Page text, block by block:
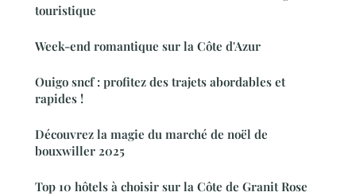
touristique
Week-end romantique sur la Côte d'Azur
Ouigo sncf : profitez des trajets abordables et
rapides !
Découvrez la magie du marché de noël de
bouxwiller 2025
Top 10 hôtels à choisir sur la Côte de Granit Rose